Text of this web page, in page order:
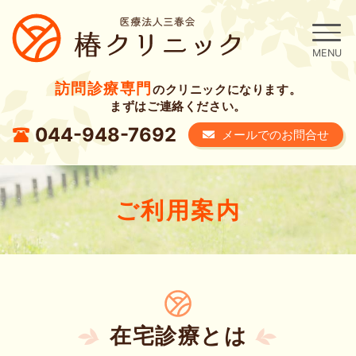
訪問診療専門のクリニックになります。
まずはご連絡ください。
044-948-7692 メールでのお問合せ
ご利用案内
在宅診療とは